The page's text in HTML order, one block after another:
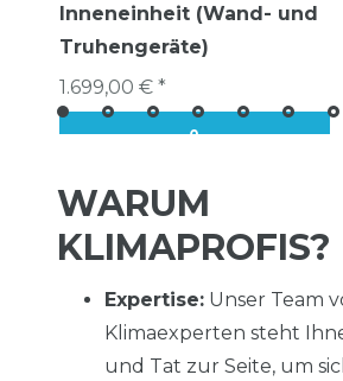
Inneneinheit (Wand- und
Truhengeräte)
1.699,00 € *
WARUM
KLIMAPROFIS?
Expertise: Unser Team
Klimaexperten steht
und Tat zur Seite, um